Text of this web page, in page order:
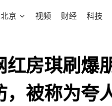
北京 视频 财经 科技
红房琪刷爆
，被称为夸